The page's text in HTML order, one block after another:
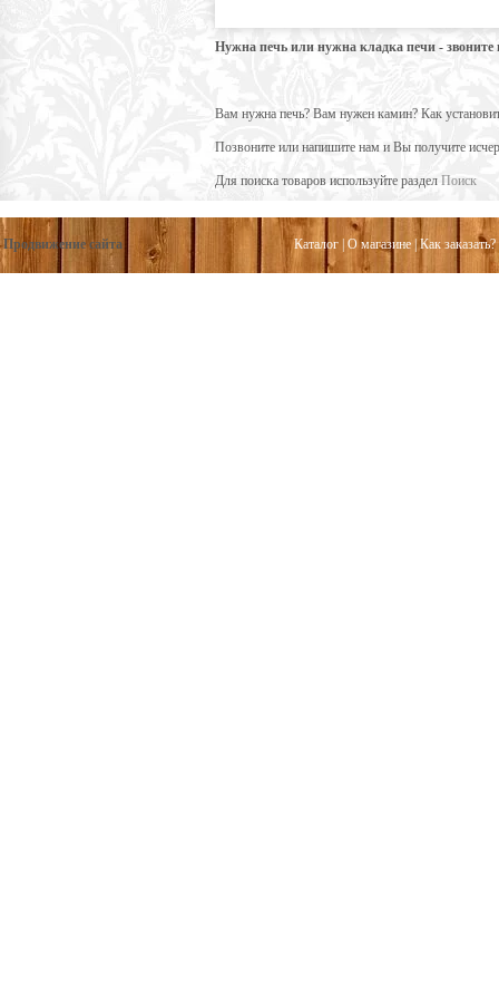
Нужна печь или нужна кладка печи - звоните
Вам нужна печь? Вам нужен камин? Как
Позвоните или напишите нам и Вы получите
Для поиска товаров используйте раздел Поиск
Продвижение сайта Каталог О магазине Как заказать?